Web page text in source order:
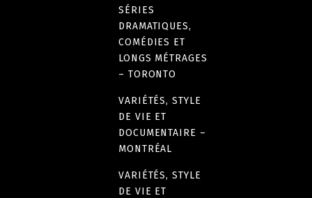
SÉRIES
DRAMATIQUES,
COMÉDIES ET
LONGS MÉTRAGES
– TORONTO
VARIÉTÉS, STYLE
DE VIE ET
DOCUMENTAIRE –
MONTRÉAL
VARIÉTÉS, STYLE
DE VIE ET
AUTRE(S) VERSION(S) DISPONIBLE(S)
Version originale avec sous-titres anglais